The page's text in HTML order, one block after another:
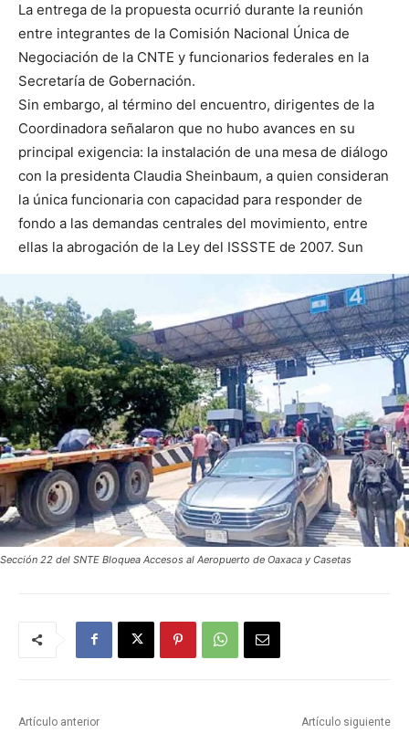
La entrega de la propuesta ocurrió durante la reunión
entre integrantes de la Comisión Nacional Única de
Negociación de la CNTE y funcionarios federales en la
Secretaría de Gobernación.
Sin embargo, al término del encuentro, dirigentes de la
Coordinadora señalaron que no hubo avances en su
principal exigencia: la instalación de una mesa de diálogo
con la presidenta Claudia Sheinbaum, a quien consideran
la única funcionaria con capacidad para responder de
fondo a las demandas centrales del movimiento, entre
ellas la abrogación de la Ley del ISSSTE de 2007. Sun
Sección 22 del SNTE Bloquea Accesos al Aeropuerto de Oaxaca y Casetas
Artículo anterior Artículo siguiente